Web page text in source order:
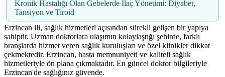
Kronik Hastalığı Olan Gebelerde İlaç Yönetimi: Diyabet,
Tansiyon ve Tiroid
Erzincan ili, sağlık hizmetleri açısından sürekli gelişen bir yapıya
sahiptir. Uzman doktorlara ulaşımın kolaylaştığı şehirde, farklı
branşlarda hizmet veren sağlık kuruluşları ve özel klinikler dikkat
çekmektedir. Erzincan, hasta memnuniyeti ve kaliteli sağlık
hizmetleriyle ön plana çıkmaktadır. En güncel doktor bilgileriyle
Erzincan'de sağlığınız güvende.